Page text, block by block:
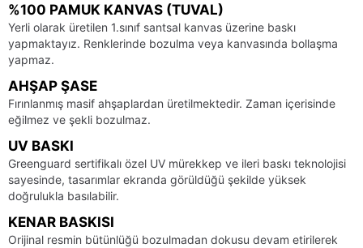
%100 PAMUK KANVAS (TUVAL)
Yerli olarak üretilen 1.sınıf santsal kanvas üzerine baskı
yapmaktayız. Renklerinde bozulma veya kanvasında bollaşma
yapmaz.
AHŞAP ŞASE
Fırınlanmış masif ahşaplardan üretilmektedir. Zaman içerisinde
eğilmez ve şekli bozulmaz.
UV BASKI
Greenguard sertifikalı özel UV mürekkep ve ileri baskı teknolojisi
sayesinde, tasarımlar ekranda görüldüğü şekilde yüksek
doğrulukla basılabilir.
KENAR BASKISI
Orijinal resmin bütünlüğü bozulmadan dokusu devam etirilerek